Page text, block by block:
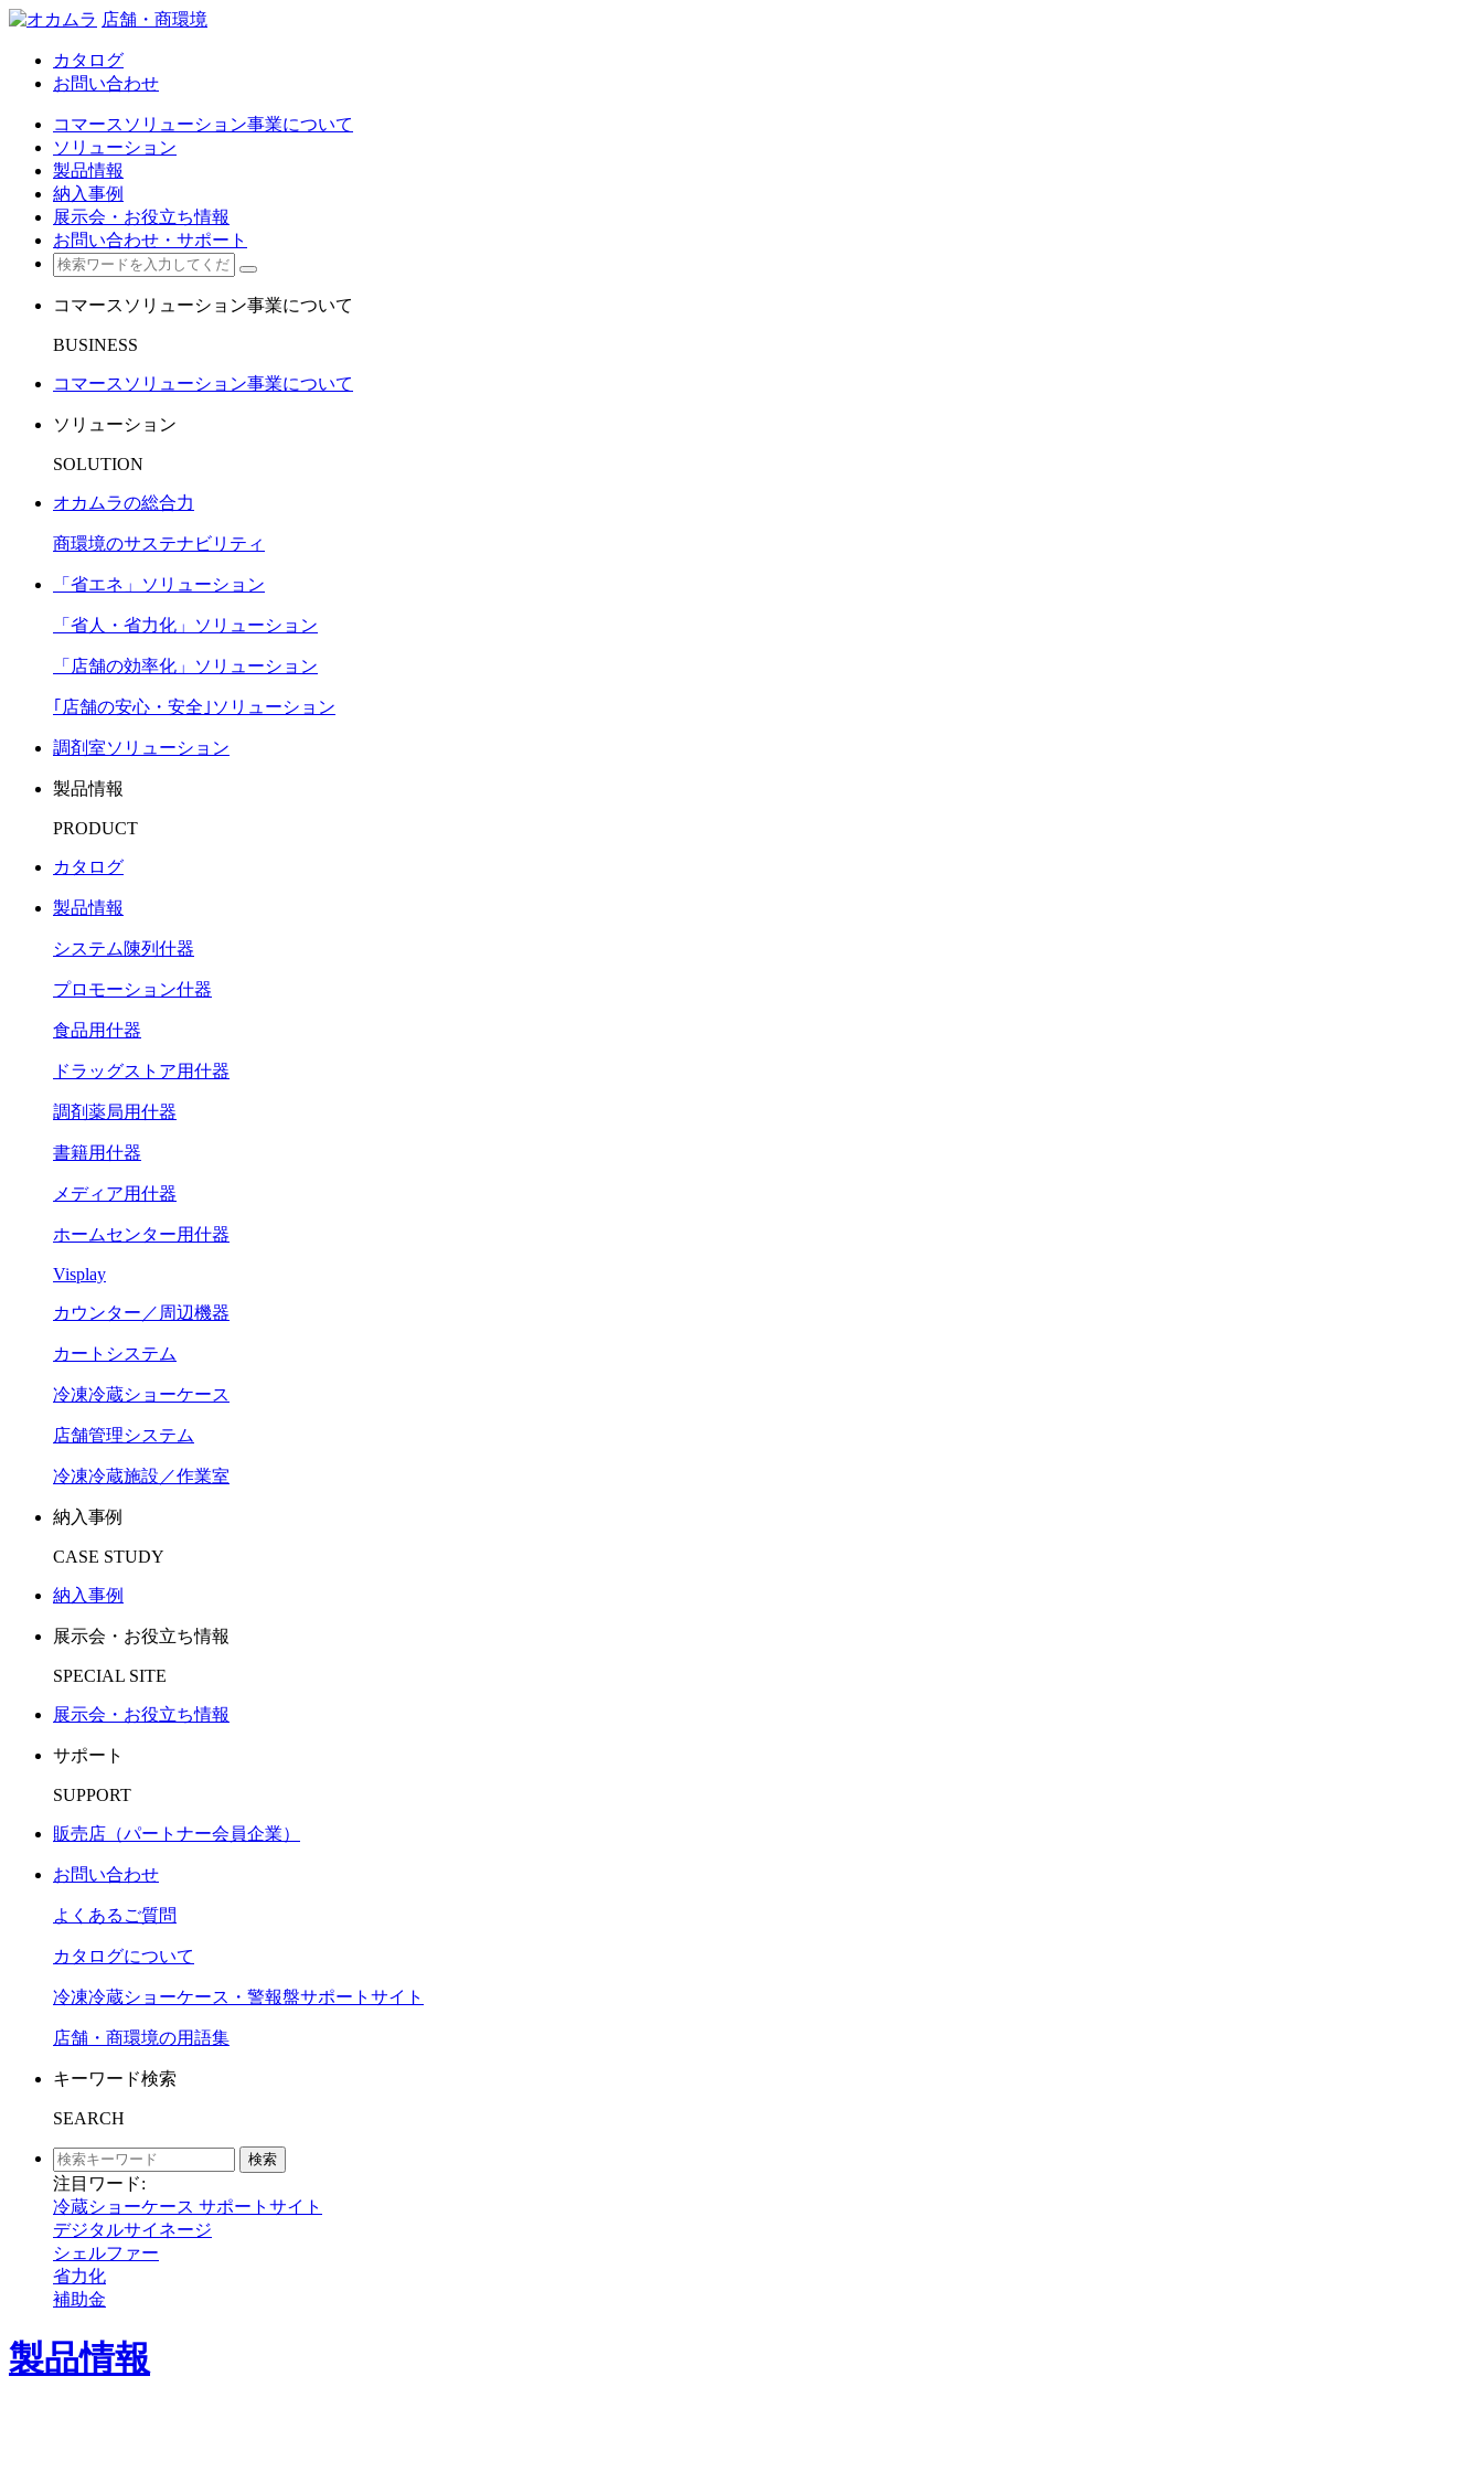
店舗・商環境
カタログ
お問い合わせ
コマースソリューション事業について
ソリューション
製品情報
納入事例
展示会・お役立ち情報
お問い合わせ・サポート
コマースソリューション事業について
BUSINESS
コマースソリューション事業について
ソリューション
SOLUTION
オカムラの総合力
商環境のサステナビリティ
「省エネ」ソリューション
「省人・省力化」ソリューション
「店舗の効率化」ソリューション
｢店舗の安心・安全｣ソリューション
調剤室ソリューション
製品情報
PRODUCT
カタログ
製品情報
システム陳列什器
プロモーション什器
食品用什器
ドラッグストア用什器
調剤薬局用什器
書籍用什器
メディア用什器
ホームセンター用什器
Visplay
カウンター／周辺機器
カートシステム
冷凍冷蔵ショーケース
店舗管理システム
冷凍冷蔵施設／作業室
納入事例
CASE STUDY
納入事例
展示会・お役立ち情報
SPECIAL SITE
展示会・お役立ち情報
サポート
SUPPORT
販売店（パートナー会員企業）
お問い合わせ
よくあるご質問
カタログについて
冷凍冷蔵ショーケース・警報盤サポートサイト
店舗・商環境の用語集
キーワード検索
SEARCH
検索
注目ワード:
冷蔵ショーケース サポートサイト
デジタルサイネージ
シェルファー
省力化
補助金
製品情報